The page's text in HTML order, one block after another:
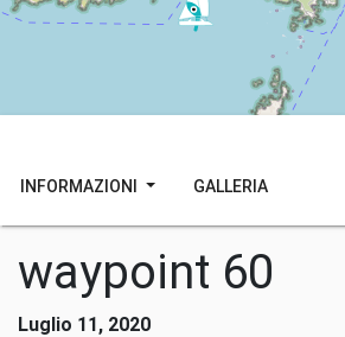
INFORMAZIONI GALLERIA
waypoint 60
Luglio 11, 2020